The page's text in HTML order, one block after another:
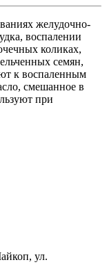
желудочно-
воспалении
коликах,
семян,
к воспаленным
смешанное в
при
ул.